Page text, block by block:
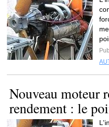
Nouveau moteur
rendement : le